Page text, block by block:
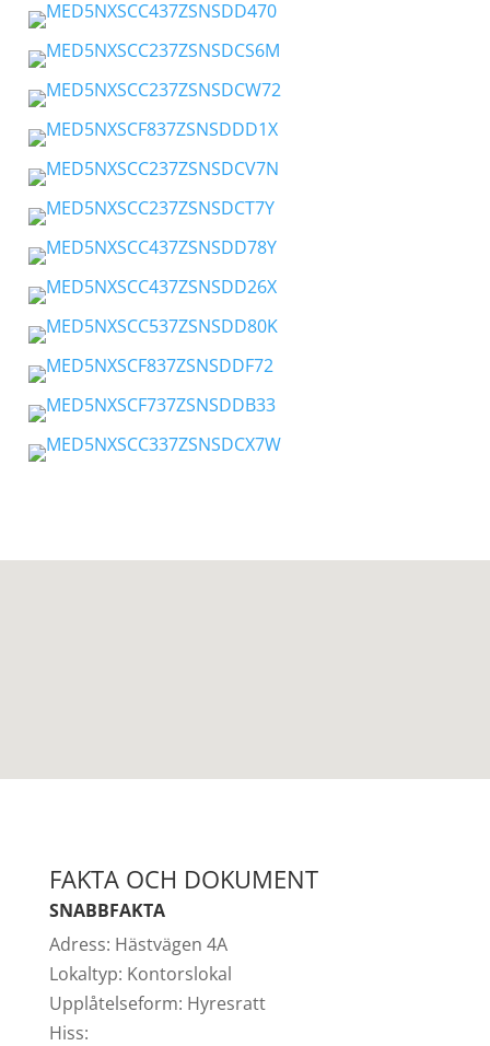
FAKTA OCH DOKUMENT
SNABBFAKTA
Adress: Hästvägen 4A
Lokaltyp: Kontorslokal
Upplåtelseform: Hyresratt
Hiss: